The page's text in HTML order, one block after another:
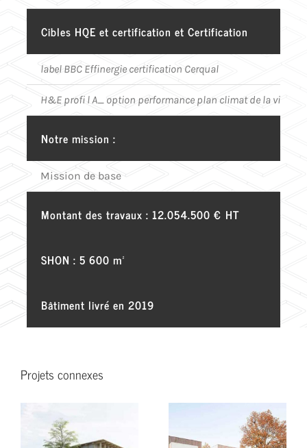
Cibles HQE et certification et Certification
label BBC Effinergie certification Cerqual
H&E profi l A_ option performance plan climat de la ville de
Notre mission :
Mission de base
Montant des travaux : 12.054.500 € HT
SHON : 5 600 m²
Bâtiment livré en 2019
Projets connexes